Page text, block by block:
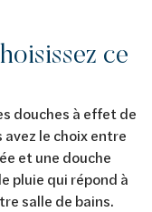
ce
douches à effet de
le choix entre
et une douche
pluie qui répond à
salle de bains.